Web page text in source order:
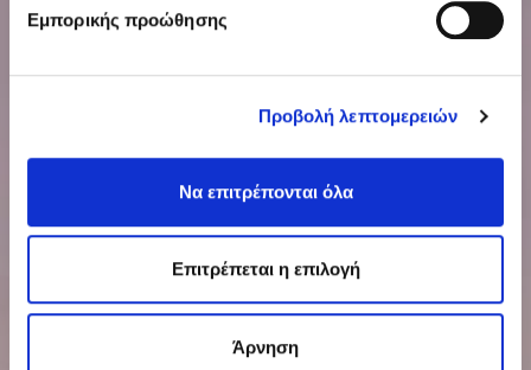
Εμπορικής προώθησης
Προβολή λεπτομερειών
Να επιτρέπονται όλα
Επιτρέπεται η επιλογή
Άρνηση